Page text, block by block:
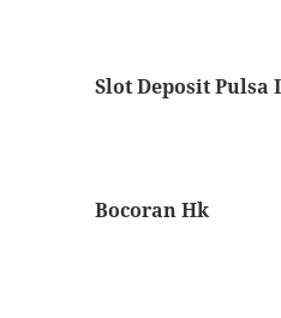
Slot Deposit Pulsa
Bocoran Hk